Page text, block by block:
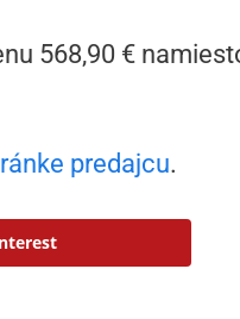
568,90 €
predajcu.